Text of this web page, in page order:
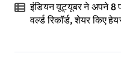
इंडियन यूट्यूबर ने अपने 8
वर्ल्ड रिकॉर्ड, शेयर किए